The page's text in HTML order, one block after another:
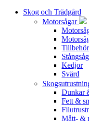
Skog och Trädgård
Motorsågar
Kedjor
Svärd
Dunkar
Fett &
Mått- &